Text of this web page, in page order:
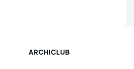
ARCHICLUB